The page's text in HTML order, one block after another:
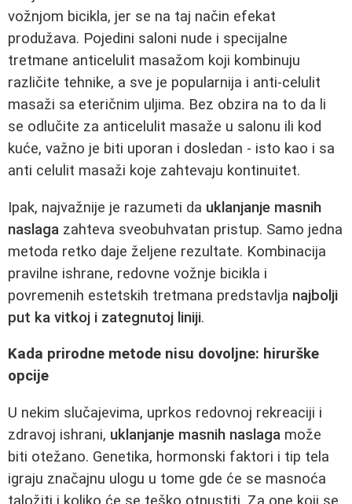
vožnjom bicikla, jer se na taj način efekat
produžava. Pojedini saloni nude i specijalne
tretmane anticelulit masažom koji kombinuju
različite tehnike, a sve je popularnija i anti-celulit
masaži sa eteričnim uljima. Bez obzira na to da li
se odlučite za anticelulit masaže u salonu ili kod
kuće, važno je biti uporan i dosledan - isto kao i sa
anti celulit masaži koje zahtevaju kontinuitet.
Ipak, najvažnije je razumeti da uklanjanje masnih
naslaga zahteva sveobuhvatan pristup. Samo jedna
metoda retko daje željene rezultate. Kombinacija
pravilne ishrane, redovne vožnje bicikla i
povremenih estetskih tretmana predstavlja najbolji
put ka vitkoj i zategnutoj liniji.
Kada prirodne metode nisu dovoljne: hirurške
opcije
U nekim slučajevima, uprkos redovnoj rekreaciji i
zdravoj ishrani, uklanjanje masnih naslaga može
biti otežano. Genetika, hormonski faktori i tip tela
igraju značajnu ulogu u tome gde će se masnoća